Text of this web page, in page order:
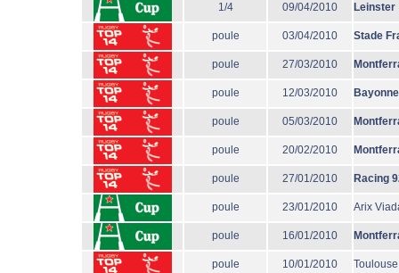
1/4 09/04/2010 Leinster
poule 03/04/2010 Stade
poule 27/03/2010
poule 12/03/2010 Bayonne
poule 05/03/2010
poule 20/02/2010
poule 27/01/2010 Racing
poule 23/01/2010 Arix
poule 16/01/2010
poule 10/01/2010 Toulouse